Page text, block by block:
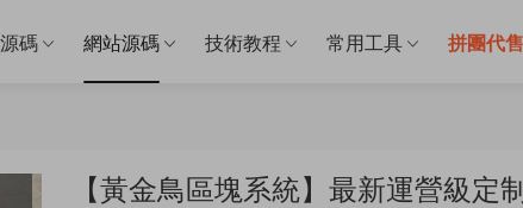
碼 網站源碼 技術教程 常用工具 拼團代售
【黃金鳥區塊系統】最新運營級